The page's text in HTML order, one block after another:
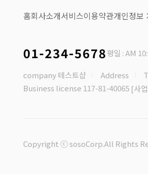
홈회사소개서비스이용약관개인정보
01-234-5678평일 : AM
company 테스트샵 Address
Business license 117-81-40065 [사
Copyright ⓒ sosoCorp.All Rights